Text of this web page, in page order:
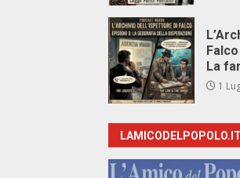
La
1
LAMICODELPOPOLO.IT